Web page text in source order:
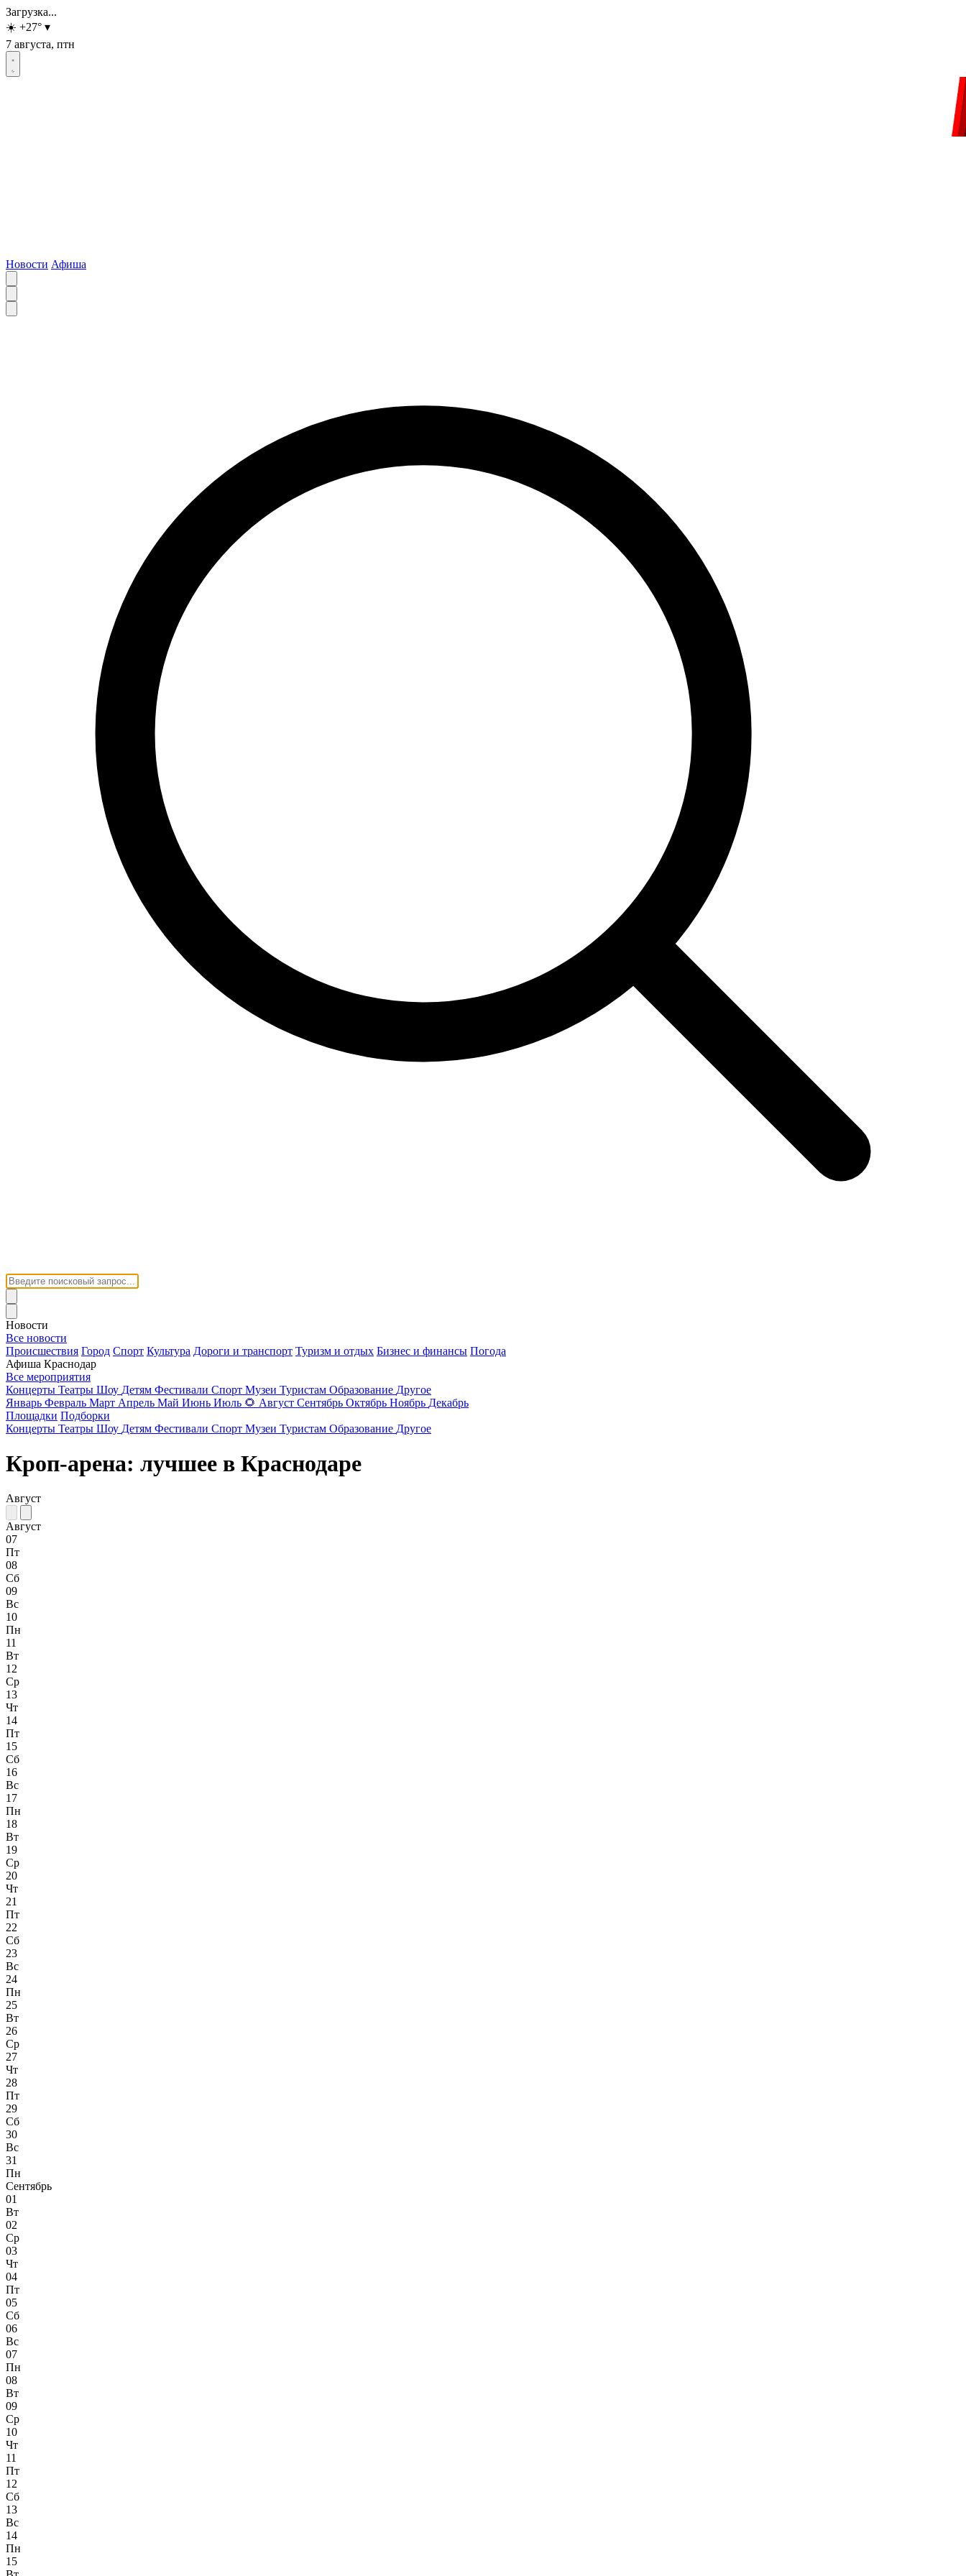
Загрузка...
☀️ +27° ▾
7 августа, птн
Новости Афиша
Новости
Все новости
Происшествия Город Спорт Культура Дороги и транспорт Туризм и отдых Бизнес и финансы Погода
Афиша Краснодар
Все мероприятия
Концерты Театры Шоу Детям Фестивали Спорт Музеи Туристам Образование Другое
Январь Февраль Март Апрель Май Июнь Июль 🌻 Август Сентябрь Октябрь Ноябрь Декабрь
Площадки Подборки
Концерты Театры Шоу Детям Фестивали Спорт Музеи Туристам Образование Другое
Кроп-арена: лучшее в Краснодаре
Август
Август
07
Пт
08
Сб
09
Вс
10
Пн
11
Вт
12
Ср
13
Чт
14
Пт
15
Сб
16
Вс
17
Пн
18
Вт
19
Ср
20
Чт
21
Пт
22
Сб
23
Вс
24
Пн
25
Вт
26
Ср
27
Чт
28
Пт
29
Сб
30
Вс
31
Пн
Сентябрь
01
Вт
02
Ср
03
Чт
04
Пт
05
Сб
06
Вс
07
Пн
08
Вт
09
Ср
10
Чт
11
Пт
12
Сб
13
Вс
14
Пн
15